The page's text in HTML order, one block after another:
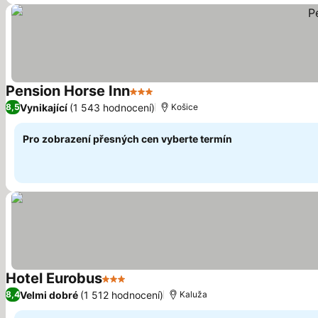
Pension Horse Inn3 Počet hvězdiček
8,5Vynikající (1 543 hodnocení) Košice
Pro zobrazení přesných cen vyberte termín
Hotel Eurobus3 Počet hvězdiček
8,4Velmi dobré (1 512 hodnocení) Kaluža